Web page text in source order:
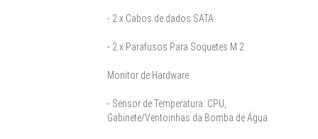
- 2 x Cabos de dados SATA
- 2 x Parafusos Para Soquetes M.2
Monitor de Hardware
- Sensor de Temperatura: CPU,
Gabinete/Ventoinhas da Bomba de Água